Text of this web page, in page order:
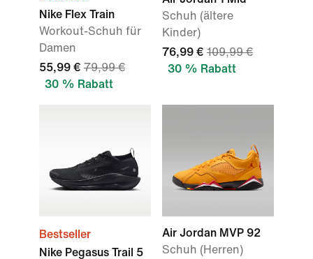
Nike Flex Train
Workout-Schuh für
Damen
55,99 € 79,99 €
30 % Rabatt
Schuh (ältere
Kinder)
76,99 € 109,99 €
30 % Rabatt
Bestseller
Nike Pegasus Trail 5
Air Jordan MVP 92
Schuh (Herren)